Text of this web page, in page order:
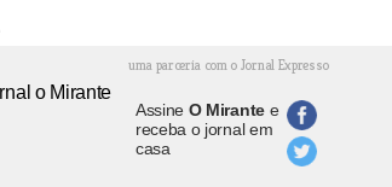
uma parceria com o Jornal Expresso
Assine O Mirantee
receba o jornal em
casa